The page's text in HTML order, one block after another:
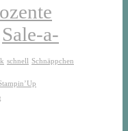
Sale-a-
schnell Schnäppchen